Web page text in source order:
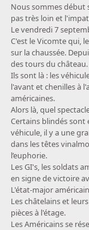
Nous sommes début
pas très loin et
Le vendredi 7
C'est le Vicomte qui,
sur la chaussée.
des tours du château.
Ils sont là : les
l'avant et chenilles à
américaines.
Alors là, quel
Certains blindés
véhicule, il y a une
dans les têtes
l’euphorie.
Les GI's, les soldats
en signe de victoire
L'état-major
Les châtelains et
pièces à l'étage.
Les Américains se